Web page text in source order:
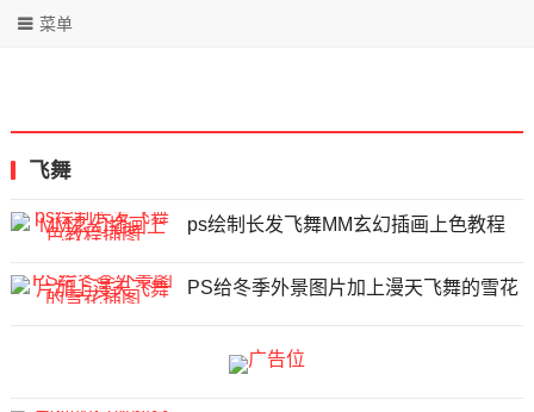
菜单
飞舞
ps绘制长发飞舞MM玄幻插画上色教程
PS给冬季外景图片加上漫天飞舞的雪花